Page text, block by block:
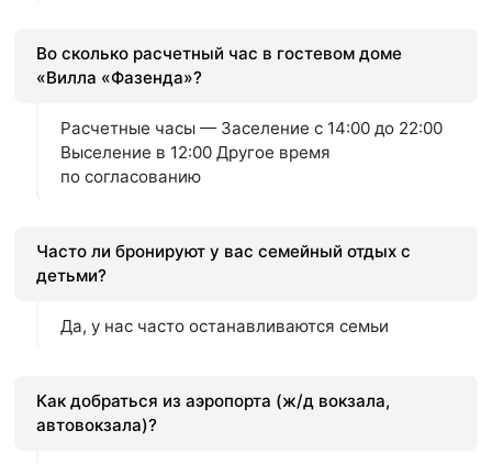
Во сколько расчетный час в гостевом доме
«Вилла «Фазенда»?
Расчетные часы — Заселение с 14:00 до 22:00
Выселение в 12:00 Другое время
по согласованию
Часто ли бронируют у вас семейный отдых с
детьми?
Да, у нас часто останавливаются семьи
Как добраться из аэропорта (ж/д вокзала,
автовокзала)?